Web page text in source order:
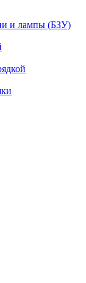
и лампы (БЗУ)